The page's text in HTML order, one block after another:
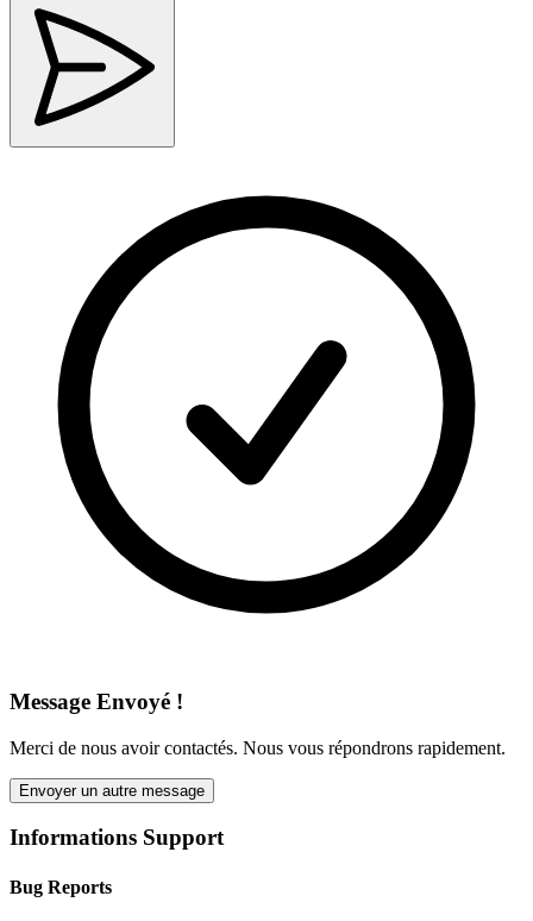
Message Envoyé !
Merci de nous avoir contactés. Nous vous répondrons rapidement.
Envoyer un autre message
Informations Support
Bug Reports